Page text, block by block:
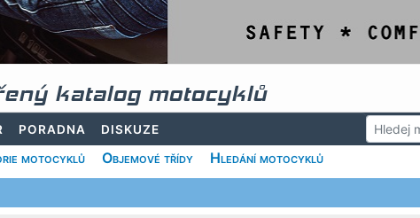
katalog motocyklů
PORADNA DISKUZE
motocyklů Objemové třídy Hledání motocyklů